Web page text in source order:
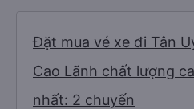
Đặt mua vé xe đi Tân
Cao Lãnh chất lượng
nhất: 2 chuyến